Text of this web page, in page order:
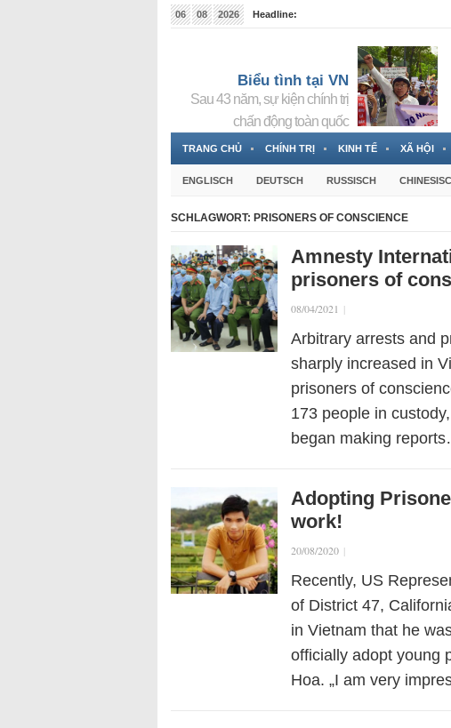
06 08 2026
Headline:
Biểu tình tại VN
Sau 43 năm, sự kiện chính trị
chấn động toàn quốc
TRANG CHỦ CHÍNH TRỊ KINH TẾ XÃ HỘI
ENGLISCH DEUTSCH RUSSISCH
SCHLAGWORT: PRISONERS OF CONSCIENCE
Amnesty
prisoners of
08/04/2021 |
Arbitrary arrests and
sharply increased in
prisoners of
173 people in
began making
Adopting
work!
20/08/2020 |
Recently, US
of District 47,
in Vietnam that he
officially adopt young
Hoa. „I am very